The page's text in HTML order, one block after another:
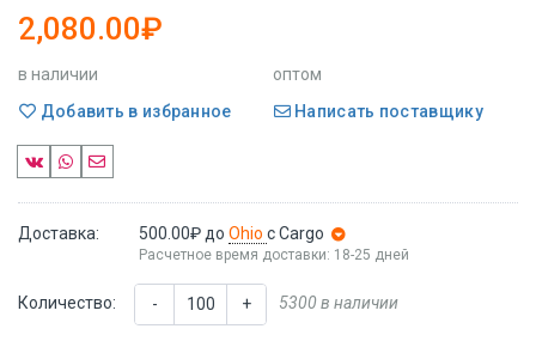
2,080.00₽
в наличии
оптом
Добавить в избранное
Написать поставщику
Доставка: 500.00₽ до Ohio с Cargo
Расчетное время доставки: 18-25 дней
Количество: - + 5300 в наличии